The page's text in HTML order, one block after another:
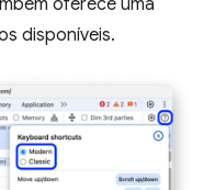
oferece uma
disponíveis.